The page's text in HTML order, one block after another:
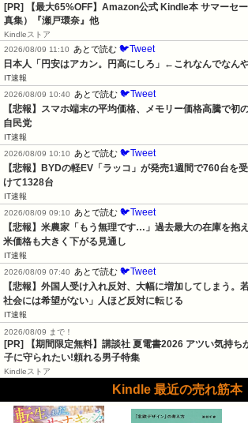
[PR]
【最大65%OFF】Amazon公式 Kindle本 サマーセ
真集）『瀬戸環奈』他
Kindleストア
2026/08/09 11:10
あとで読む 🐦Tweet
日本人「円安はアカン。円高にしろ」←これなんでなん
IT速報
2026/08/09 10:40
あとで読む 🐦Tweet
【悲報】スマホ端末の平均価格、メモリー価格高騰で初
自民党
IT速報
2026/08/09 10:10
あとで読む 🐦Tweet
【悲報】BYDの軽EV「ラッコ」が発売1週間で760台を
けて1328台
IT速報
2026/08/09 09:10
あとで読む 🐦Tweet
【悲報】米農家「もう無理です…」過去最大の在庫を抱
米価格も大きく下がる見通し
IT速報
2026/08/09 07:40
あとで読む 🐦Tweet
【悲報】外国人受け入れ反対、大幅に増加してしまう。
社会には希望がない」人ほど反対に転じる
IT速報
2026/08/09 まで！
[PR] 【期間限定無料】講談社 夏電書2026 アツい気持
子に守られたい!頼れる男子特集
Kindleストア
Kindle 最近の売れ筋本